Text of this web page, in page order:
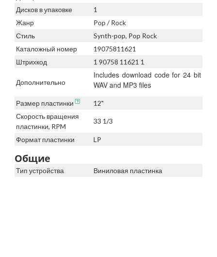
Дисков в упаковке
1
Жанр
Pop / Rock
Стиль
Synth-pop, Pop Rock
Каталожный номер
19075811621
Штрихкод
1 90758 11621 1
Дополнительно
Includes download code for 24 bit
WAV and MP3 files
Размер пластинки
12"
Скорость вращения
пластинки, RPM
33 1/3
Формат пластинки LP
Общие
Тип устройства Виниловая пластинка